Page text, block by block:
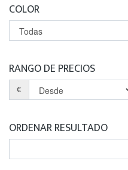
COLOR
RANGO DE PRECIOS
€
ORDENAR RESULTADO